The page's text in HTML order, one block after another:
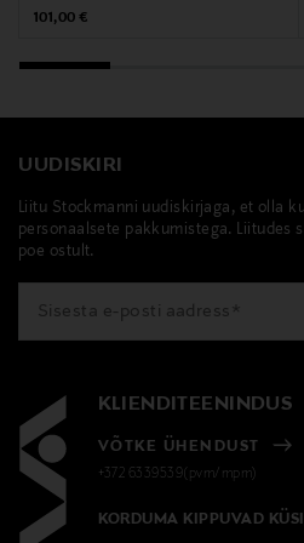
Tootja
Transmeri Oy
Linnoitustie 2 A, 02600 Espoo,
Digitaalne aadress
Original Price
101,00 €
UUDISKIRI
Liitu Stockmanni uudiskirjaga, et olla
personaalsete pakkumistega. Liitudes
poe ostult.
KLIENDITEENINDUS
VÕTKE ÜHENDUST
+372 6339539(pvm/mpm)
KORDUMA KIPPUVAD